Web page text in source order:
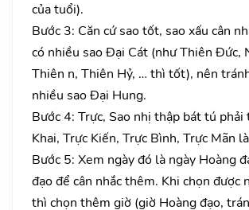
của tuổi).
Bước 3: Căn cứ sao tốt, sao xấu cân
có nhiều sao Đại Cát (như Thiên Đức,
Thiên n, Thiên Hỷ, … thì tốt), nên
nhiều sao Đại Hung.
Bước 4: Trực, Sao nhị thập bát tú phải
Khai, Trực Kiến, Trực Bình, Trực Mãn
Bước 5: Xem ngày đó là ngày Hoàng
đạo để cân nhắc thêm. Khi chọn được
thì chọn thêm giờ (giờ Hoàng đạo,